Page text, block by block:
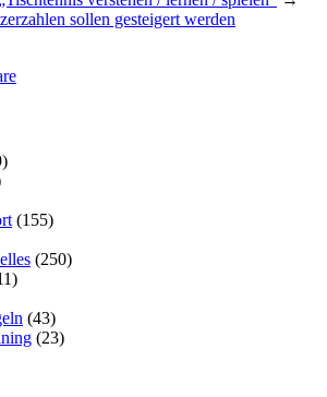
sollen gesteigert werden
(155)
(250)
(43)
(23)